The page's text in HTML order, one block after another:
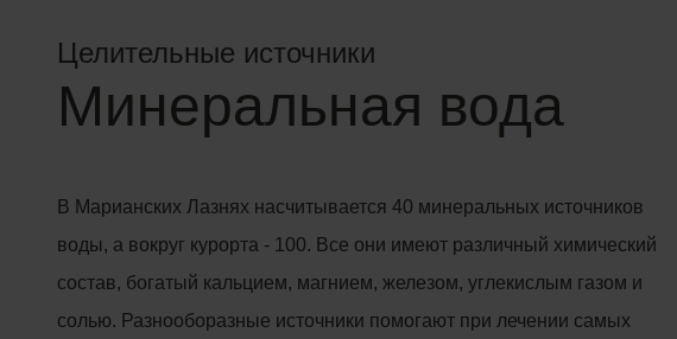
Целительные источники
Минеральная вода
В Марианских Лазнях насчитывается 40 минеральных источников
воды, а вокруг курорта - 100. Все они имеют различный химический
состав, богатый кальцием, магнием, железом, углекислым газом и
солью. Разнооборазные источники помогают при лечении самых